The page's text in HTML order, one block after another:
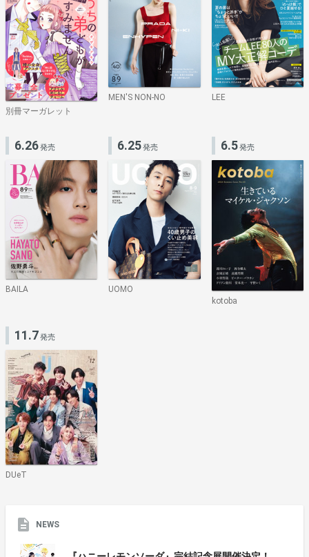
別冊マーガレット
MEN'S NON-NO LEE
6.26発売
BAILA
6.25発売
UOMO
6.5発売
kotoba
11.7発売
DUeT
NEWS